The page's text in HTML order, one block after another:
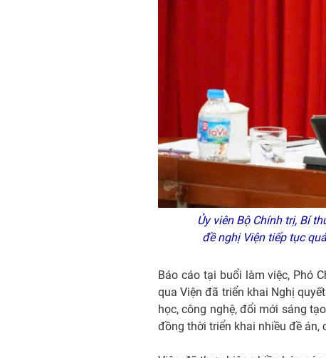
Ủy viên Bộ Chính trị, Bí
đề nghị Viện tiếp tục
Báo cáo tại buổi làm việc, Phó
qua Viện đã triển khai Nghị
học, công nghệ, đổi mới sáng
đồng thời triển khai nhiều đề án,